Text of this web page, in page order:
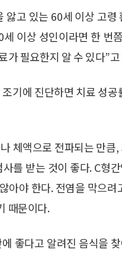
앓고 있는 60세 이상 고
이상 성인이라면 한 번
가 필요한지 알 수 있다”
기에 진단하면 치료 성
체액으로 전파되는 만
를 받는 것이 좋다. C형
아야 한다. 전염을 막으
때문이다.
좋다고 알려진 음식을